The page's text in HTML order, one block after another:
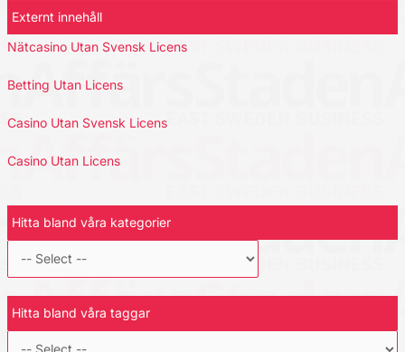
Externt innehåll
Nätcasino Utan Svensk Licens
Betting Utan Licens
Casino Utan Svensk Licens
Casino Utan Licens
Hitta bland våra kategorier
Hitta bland våra taggar